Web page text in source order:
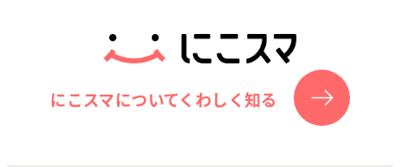
にこスマについてくわしく知る